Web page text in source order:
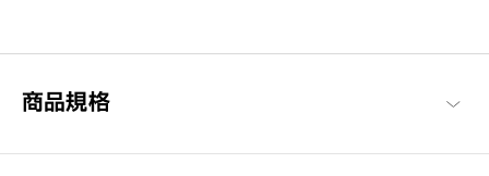
OWNDAYS | AIR 商品一覽
商品規格